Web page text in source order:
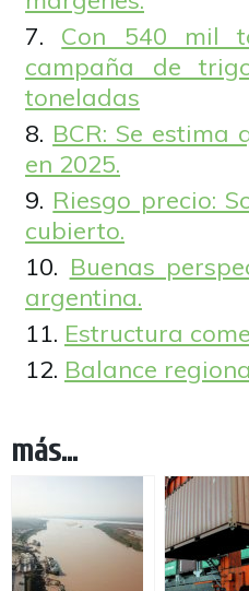
Con 540 mil
campaña de
toneladas
BCR: Se
en 2025.
Riesgo precio:
cubierto.
Buenas
argentina.
Estructura
Balance
más...